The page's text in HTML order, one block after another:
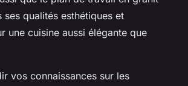
ses qualités esthétiques et
une cuisine aussi élégante que
vos connaissances sur les